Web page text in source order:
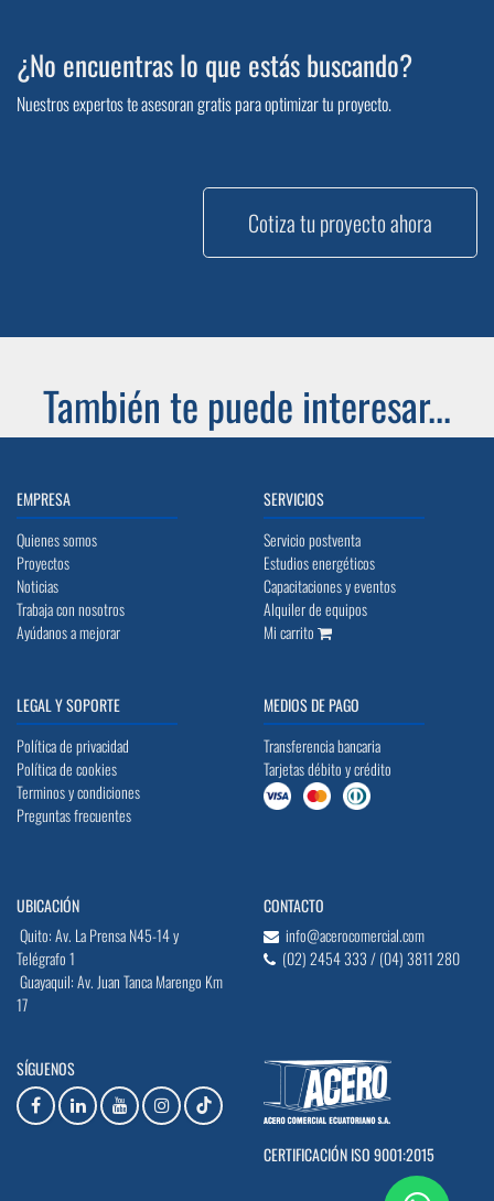
¿No encuentras lo que estás buscando?
Nuestros expertos te asesoran gratis para optimizar tu proyecto.
Cotiza tu proyecto ahora
También te puede interesar...
EMPRESA
Quienes somos
Proyectos
Noticias
Trabaja con nosotros
Ayúdanos a mejorar
SERVICIOS
Servicio postventa
Estudios energéticos
Capacitaciones y eventos
Alquiler de equipos
Mi carrito
LEGAL Y SOPORTE
Política de privacidad
Política de cookies
Terminos y condiciones
Preguntas frecuentes
MEDIOS DE PAGO
Transferencia bancaria
Tarjetas débito y crédito
UBICACIÓN
Quito: Av. La Prensa N45-14 y
Telégrafo 1
Guayaquil: Av. Juan Tanca Marengo Km
17
CONTACTO
info@acerocomercial.com
(02) 2454 333 / (04) 3811 280
SÍGUENOS
CERTIFICACIÓN ISO 9001:2015